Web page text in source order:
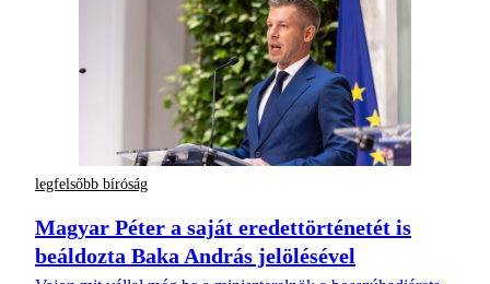
legfelsőbb bíróság
Magyar Péter a saját eredettörténetét is
beáldozta Baka András jelölésével